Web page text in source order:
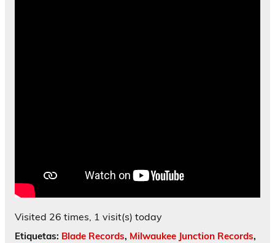
Visited 26 times, 1 visit(s) today
Etiquetas: Blade Records, Milwaukee Junction Records,